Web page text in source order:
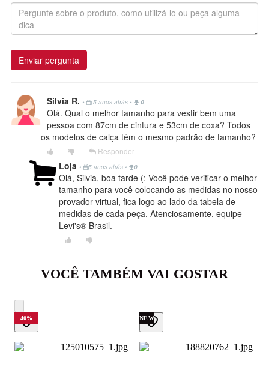
Enviar pergunta
Silvia R. • 5 anos atrás • 0
Olá. Qual o melhor tamanho para vestir bem uma
pessoa com 87cm de cintura e 53cm de coxa? Todos
os modelos de calça têm o mesmo padrão de tamanho?
Responder
Loja • 5 anos atrás • 0
Olá, Silvia, boa tarde (: Você pode verificar o melhor
tamanho para você colocando as medidas no nosso
provador virtual, fica logo ao lado da tabela de
medidas de cada peça. Atenciosamente, equipe
Levi's® Brasil.
VOCÊ TAMBÉM VAI GOSTAR
40% NEW